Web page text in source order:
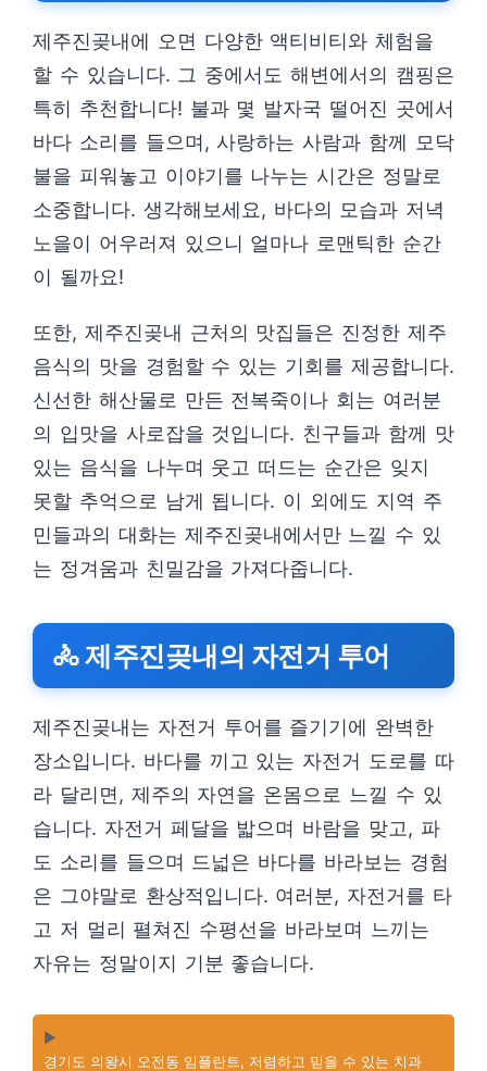
제주진곶내에 오면 다양한 액티비티와 체험을
할 수 있습니다. 그 중에서도 해변에서의 캠핑은
특히 추천합니다! 불과 몇 발자국 떨어진 곳에서
바다 소리를 들으며, 사랑하는 사람과 함께 모닥
불을 피워놓고 이야기를 나누는 시간은 정말로
소중합니다. 생각해보세요, 바다의 모습과 저녁
노을이 어우러져 있으니 얼마나 로맨틱한 순간
이 될까요!
또한, 제주진곶내 근처의 맛집들은 진정한 제주
음식의 맛을 경험할 수 있는 기회를 제공합니다.
신선한 해산물로 만든 전복죽이나 회는 여러분
의 입맛을 사로잡을 것입니다. 친구들과 함께 맛
있는 음식을 나누며 웃고 떠드는 순간은 잊지
못할 추억으로 남게 됩니다. 이 외에도 지역 주
민들과의 대화는 제주진곶내에서만 느낄 수 있
는 정겨움과 친밀감을 가져다줍니다.
🚴 제주진곶내의 자전거 투어
제주진곶내는 자전거 투어를 즐기기에 완벽한
장소입니다. 바다를 끼고 있는 자전거 도로를 따
라 달리면, 제주의 자연을 온몸으로 느낄 수 있
습니다. 자전거 페달을 밟으며 바람을 맞고, 파
도 소리를 들으며 드넓은 바다를 바라보는 경험
은 그야말로 환상적입니다. 여러분, 자전거를 타
고 저 멀리 펼쳐진 수평선을 바라보며 느끼는
자유는 정말이지 기분 좋습니다.
▶️
경기도 의왕시 오전동 임플란트, 저렴하고 믿을 수 있는 치과